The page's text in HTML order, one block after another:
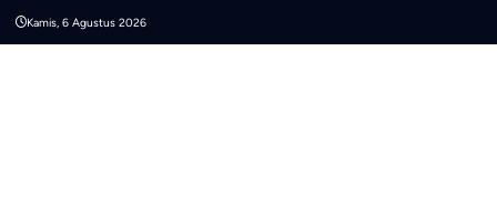
Kamis, 6 Agustus 2026